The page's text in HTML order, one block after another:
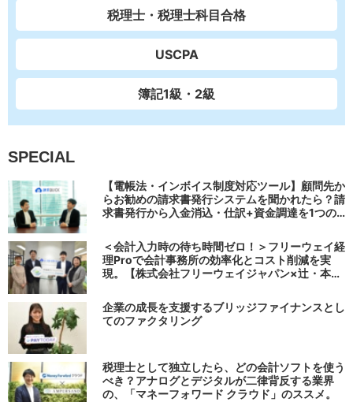
税理士・税理士科目合格
USCPA
簿記1級・2級
SPECIAL
【電帳法・インボイス制度対応ツール】顧問先か
らお勧めの請求書発行システムを聞かれたら？請
求書発行から入金消込・仕訳+資金調達を1つの
＜会計入力時の待ち時間ゼロ！＞フリーウェイ経
理Proで会計事務所の効率化とコスト削減を実
現。【株式会社フリーウェイジャパン×辻・本郷
企業の成長を支援するブリッジファイナンスとし
てのファクタリング
税理士として独立したら、どの会計ソフトを使う
べき？アナログとデジタルが二律背反する業界
の、「マネーフォワード クラウド」のススメ。